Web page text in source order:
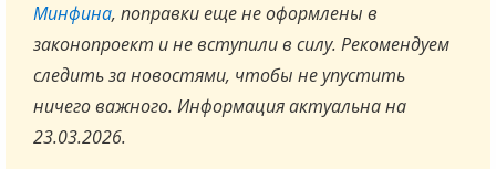
Минфина, поправки еще не оформлены в
законопроект и не вступили в силу. Рекомендуем
следить за новостями, чтобы не упустить
ничего важного. Информация актуальна на
23.03.2026.